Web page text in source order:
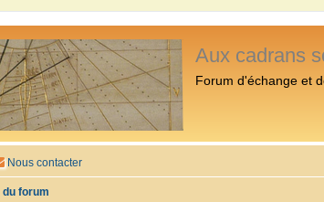
Aux cadrans
Forum d'échange et
Nous contacter
du forum